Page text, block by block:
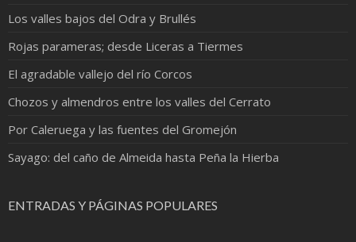
Los valles bajos del Odra y Brullés
Rojas parameras; desde Liceras a Tiermes
El agradable vallejo del río Corcos
Chozos y almendros entre los valles del Cerrato
Por Caleruega y las fuentes del Gromejón
Sayago: del caño de Almeida hasta Peña la Hierba
ENTRADAS Y PÁGINAS POPULARES